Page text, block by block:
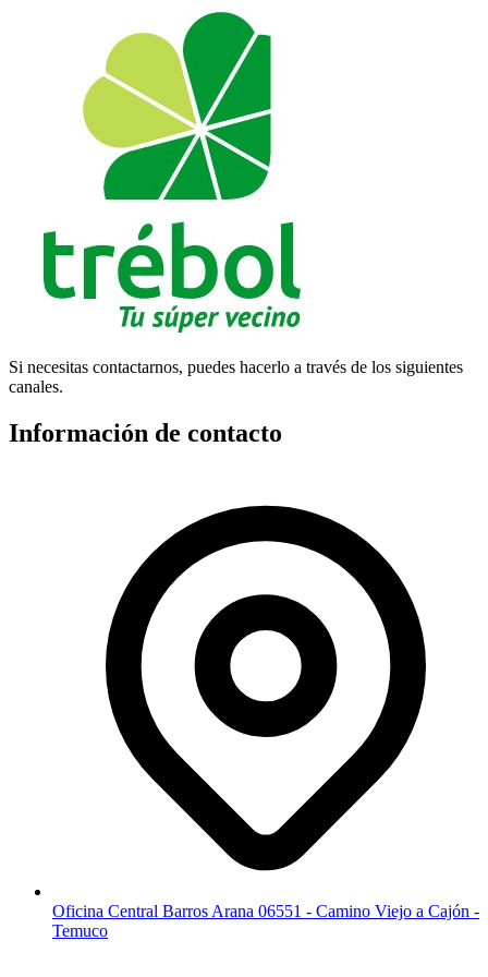
Si necesitas contactarnos, puedes hacerlo a través de los siguientes
canales.
Información de contacto
Oficina Central Barros Arana 06551 - Camino Viejo a Cajón -
Temuco